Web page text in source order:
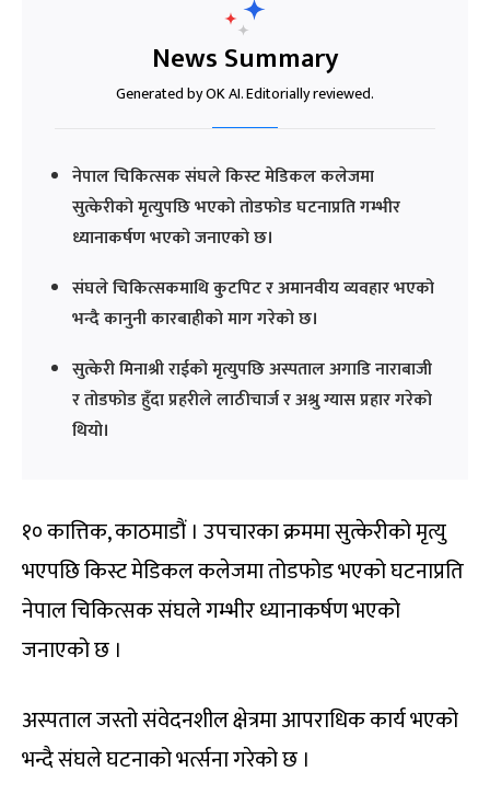
News Summary
Generated by OK AI. Editorially reviewed.
नेपाल चिकित्सक संघले किस्ट मेडिकल कलेजमा
सुत्केरीको मृत्युपछि भएको तोडफोड घटनाप्रति गम्भीर
ध्यानाकर्षण भएको जनाएको छ।
संघले चिकित्सकमाथि कुटपिट र अमानवीय व्यवहार भएको
भन्दै कानुनी कारबाहीको माग गरेको छ।
सुत्केरी मिनाश्री राईको मृत्युपछि अस्पताल अगाडि नाराबाजी
र तोडफोड हुँदा प्रहरीले लाठीचार्ज र अश्रु ग्यास प्रहार गरेको
थियो।
१० कात्तिक, काठमाडौं । उपचारका क्रममा सुत्केरीको मृत्यु
भएपछि किस्ट मेडिकल कलेजमा तोडफोड भएको घटनाप्रति
नेपाल चिकित्सक संघले गम्भीर ध्यानाकर्षण भएको
जनाएको छ ।
अस्पताल जस्तो संवेदनशील क्षेत्रमा आपराधिक कार्य भएको
भन्दै संघले घटनाको भर्त्सना गरेको छ ।